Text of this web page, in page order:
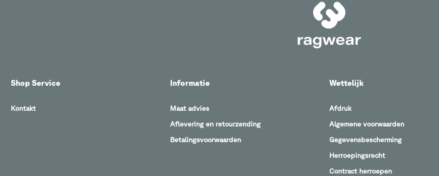
Shop Service
Kontakt
Informatie
Maat advies
Aflevering en retourzending
Betalingsvoorwaarden
Wettelijk
Afdruk
Algemene voorwaarden
Gegevensbescherming
Herroepingsrecht
Contract herroepen